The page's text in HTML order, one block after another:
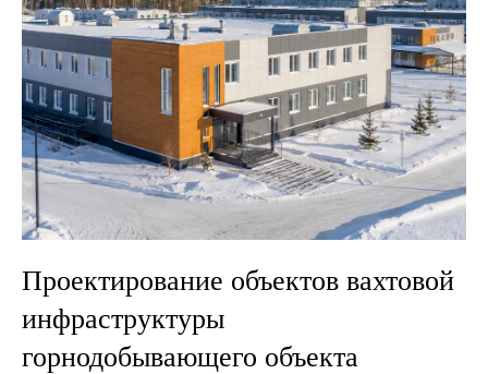
Проектирование объектов вахтовой
инфраструктуры
горнодобывающего объекта